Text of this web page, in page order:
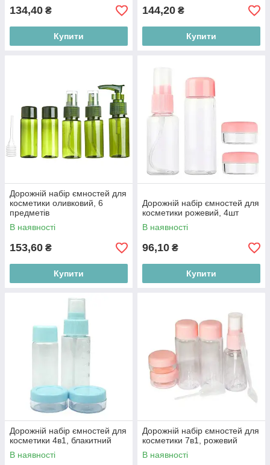
134,40 ₴
Купити
144,20 ₴
Купити
Дорожній набір ємностей для
косметики оливковий, 6
предметів
В наявності
153,60 ₴
Купити
Дорожній набір ємностей для
косметики рожевий, 4шт
В наявності
96,10 ₴
Купити
Дорожній набір ємностей для
косметики 4в1, блакитний
В наявності
Дорожній набір ємностей для
косметики 7в1, рожевий
В наявності